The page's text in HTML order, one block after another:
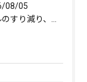
08/05